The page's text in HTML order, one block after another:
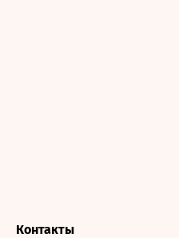
Контакты